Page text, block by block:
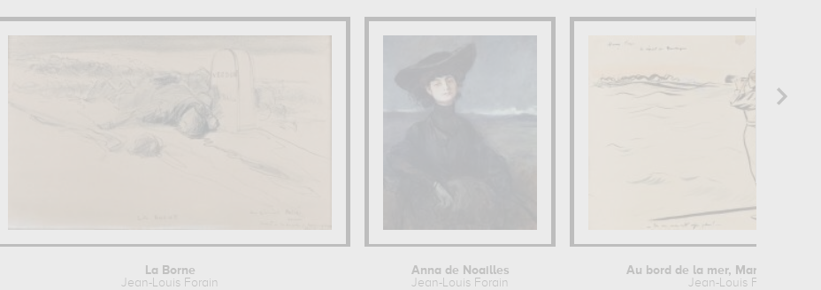
La Borne
Jean-Louis Forain
Anna de Noailles
Jean-Louis Forain
Au bord de la mer, Marianne
Jean-Louis Forain